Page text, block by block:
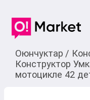
Оюнчуктар /
Конструктор
мотоцикле 42